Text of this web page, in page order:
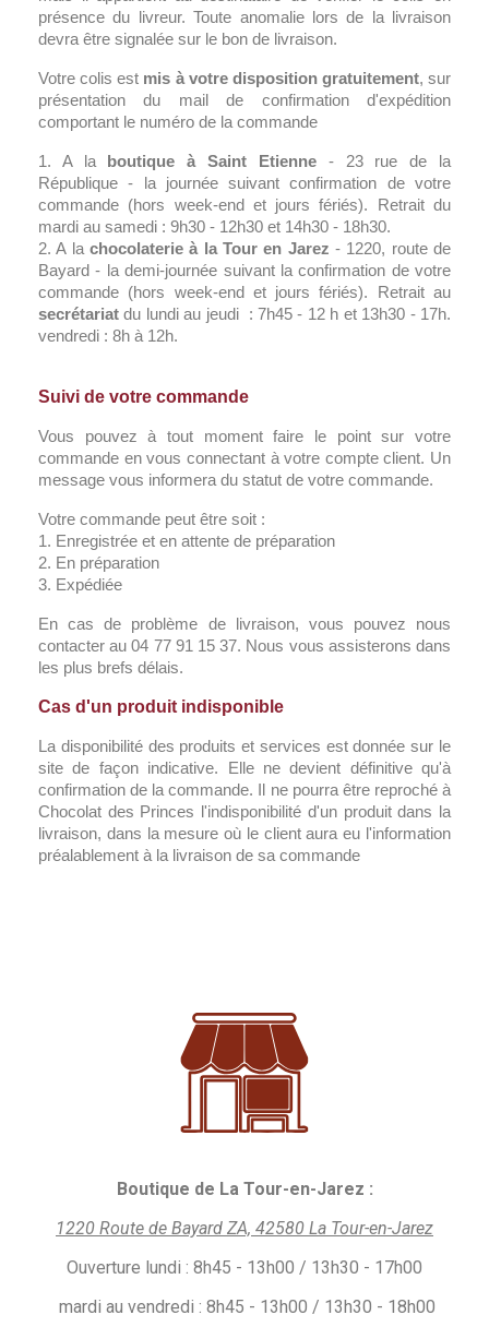
présence du livreur. Toute anomalie lors de la livraison
devra être signalée sur le bon de livraison.
Votre colis est mis à votre disposition gratuitement, sur
présentation du mail de confirmation d'expédition
comportant le numéro de la commande
1. A la boutique à Saint Etienne- 23 rue de la
République - la journée suivant confirmation de votre
commande (hors week-end et jours fériés). Retrait du
mardi au samedi : 9h30 - 12h30 et 14h30 - 18h30.
2. A la chocolaterie à la Tour en Jarez - 1220, route de
Bayard - la demi-journée suivant la confirmation de votre
commande (hors week-end et jours fériés). Retrait au
secrétariat du lundi au jeudi : 7h45 - 12 h et 13h30 - 17h.
vendredi : 8h à 12h.
Suivi de votre commande
Vous pouvez à tout moment faire le point sur votre
commande en vous connectant à votre compte client. Un
message vous informera du statut de votre commande.
Votre commande peut être soit :
1. Enregistrée et en attente de préparation
2. En préparation
3. Expédiée
En cas de problème de livraison, vous pouvez nous
contacter au 04 77 91 15 37. Nous vous assisterons dans
les plus brefs délais.
Cas d'un produit indisponible
La disponibilité des produits et services est donnée sur le
site de façon indicative. Elle ne devient définitive qu'à
confirmation de la commande. Il ne pourra être reproché à
Chocolat des Princes l'indisponibilité d'un produit dans la
livraison, dans la mesure où le client aura eu l'information
préalablement à la livraison de sa commande
Boutique de La Tour-en-Jarez :
1220 Route de Bayard ZA, 42580 La Tour-en-Jarez
Ouverture lundi : 8h45 - 13h00 / 13h30 - 17h00
mardi au vendredi : 8h45 - 13h00 / 13h30 - 18h00